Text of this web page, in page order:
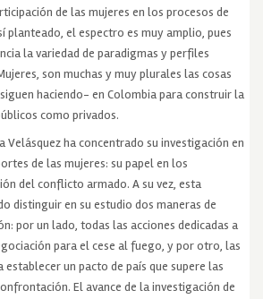
de las mujeres en los procesos de
planteado, el espectro es muy amplio, pues
la variedad de paradigmas y perfiles
son muchas y muy plurales las cosas
haciendo- en Colombia para construir la
como privados.
Velásquez ha concentrado su investigación en
de las mujeres: su papel en los
del conflicto armado. A su vez, esta
distinguir en su estudio dos maneras de
por un lado, todas las acciones dedicadas a
para el cese al fuego, y por otro, las
establecer un pacto de país que supere las
El avance de la investigación de